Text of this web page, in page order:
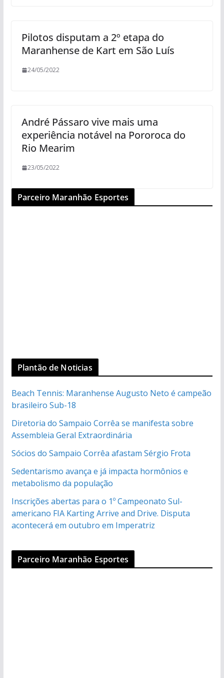
Pilotos disputam a 2º etapa do
Maranhense de Kart em São Luís
24/05/2022
André Pássaro vive mais uma
experiência notável na Pororoca do
Rio Mearim
23/05/2022
Parceiro Maranhão Esportes
Plantão de Noticias
Beach Tennis: Maranhense Augusto Neto é campeão
brasileiro Sub-18
Diretoria do Sampaio Corrêa se manifesta sobre
Assembleia Geral Extraordinária
Sócios do Sampaio Corrêa afastam Sérgio Frota
Sedentarismo avança e já impacta hormônios e
metabolismo da população
Inscrições abertas para o 1º Campeonato Sul-
americano FIA Karting Arrive and Drive. Disputa
acontecerá em outubro em Imperatriz
Parceiro Maranhão Esportes